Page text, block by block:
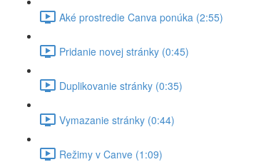
Aké prostredie Canva ponúka (2:55)
Pridanie novej stránky (0:45)
Duplikovanie stránky (0:35)
Vymazanie stránky (0:44)
Režimy v Canve (1:09)